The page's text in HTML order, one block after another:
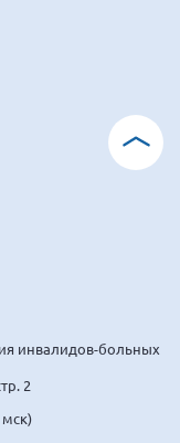
инвалидов-больных
2